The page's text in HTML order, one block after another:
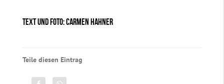
TEXT UND FOTO: CARMEN HAHNER
Teile diesen Eintrag